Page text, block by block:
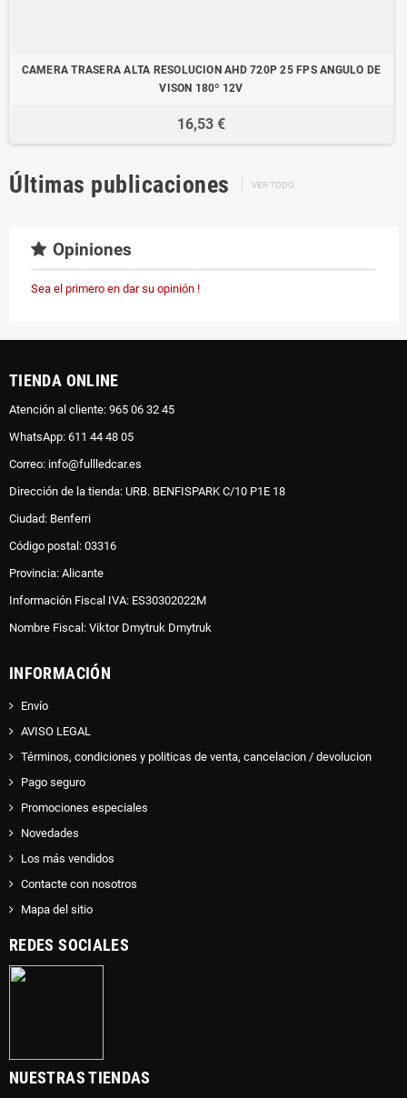
CAMERA TRASERA ALTA RESOLUCION AHD 720P 25 FPS ANGULO DE
VISON 180º 12V
16,53 €
Últimas publicaciones VER TODO
Opiniones
Sea el primero en dar su opinión !
TIENDA ONLINE
Atención al cliente: 965 06 32 45
WhatsApp: 611 44 48 05
Correo: info@fullledcar.es
Dirección de la tienda: URB. BENFISPARK C/10 P1E 18
Ciudad: Benferri
Código postal: 03316
Provincia: Alicante
Información Fiscal IVA: ES30302022M
Nombre Fiscal: Viktor Dmytruk Dmytruk
INFORMACIÓN
Envío
AVISO LEGAL
Términos, condiciones y politicas de venta, cancelacion / devolucion
Pago seguro
Promociones especiales
Novedades
Los más vendidos
Contacte con nosotros
Mapa del sitio
REDES SOCIALES
NUESTRAS TIENDAS